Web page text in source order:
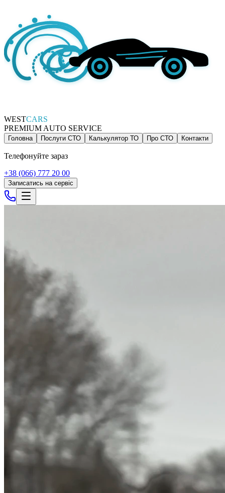
WESTCARS
PREMIUM AUTO SERVICE
Головна Послуги СТО Калькулятор ТО Про СТО Контакти
Телефонуйте зараз
+38 (066) 777 20 00
Записатись на сервіс